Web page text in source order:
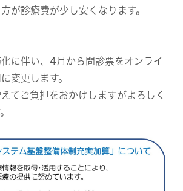
が診療費が少し安くなります。
に伴い、4月から問診票をオンライ
変更します。
てご負担をおかけしますがよろしく